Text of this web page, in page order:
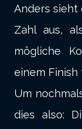
Anders sieht
Zahl aus,
mögliche
einem Finish
Um
dies also: